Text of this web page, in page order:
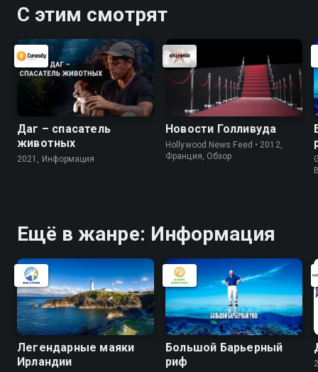
С этим смотрят
Даг – спасатель
животных
2021, Информация
Новости Голливуда
Hollywood News Feed • 2012,
Франция, Обзор
Ещё в жанре: Информация
Легендарные маяки
Ирландии
Большой Барьерный
риф